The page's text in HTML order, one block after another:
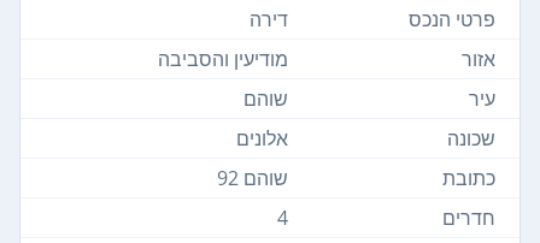
פרטי הנכס
דירה
אזור
מודיעין והסביבה
עיר
שוהם
שכונה
אלונים
כתובת
שוהם 92
חדרים
4